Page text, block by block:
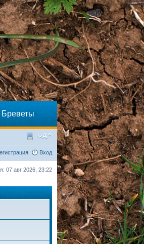
Бреветы
Вход
07 авг 2026, 23:22